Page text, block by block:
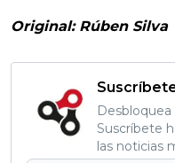
Original: Rúben Silva
Suscríbete
las noticias